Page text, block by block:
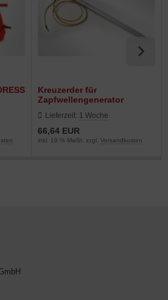
Kreuzerder für
Zapfwellengenerator
Lieferzeit: 1 Woche
66,64 EUR
inkl. 19 % MwSt. zzgl. Versandkosten